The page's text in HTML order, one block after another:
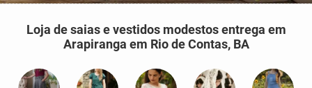
Loja de saias e vestidos modestos entrega em
Arapiranga em Rio de Contas, BA